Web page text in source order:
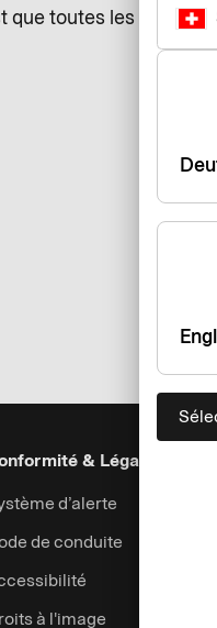
Langue
toutes les
& Légal
d’alerte
de conduite
à l'image